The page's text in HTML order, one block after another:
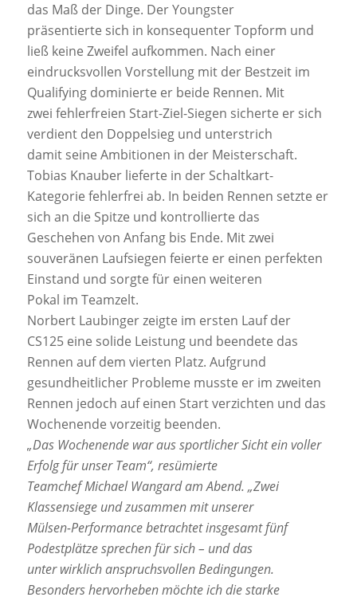
das Maß der Dinge. Der Youngster
präsentierte sich in konsequenter Topform und
ließ keine Zweifel aufkommen. Nach einer
eindrucksvollen Vorstellung mit der Bestzeit im
Qualifying dominierte er beide Rennen. Mit
zwei fehlerfreien Start-Ziel-Siegen sicherte er sich
verdient den Doppelsieg und unterstrich
damit seine Ambitionen in der Meisterschaft.
Tobias Knauber lieferte in der Schaltkart-
Kategorie fehlerfrei ab. In beiden Rennen setzte er
sich an die Spitze und kontrollierte das
Geschehen von Anfang bis Ende. Mit zwei
souveränen Laufsiegen feierte er einen perfekten
Einstand und sorgte für einen weiteren
Pokal im Teamzelt.
Norbert Laubinger zeigte im ersten Lauf der
CS125 eine solide Leistung und beendete das
Rennen auf dem vierten Platz. Aufgrund
gesundheitlicher Probleme musste er im zweiten
Rennen jedoch auf einen Start verzichten und das
Wochenende vorzeitig beenden.
„Das Wochenende war aus sportlicher Sicht ein voller
Erfolg für unser Team“, resümierte
Teamchef Michael Wangard am Abend. „Zwei
Klassensiege und zusammen mit unserer
Mülsen-Performance betrachtet insgesamt fünf
Podestplätze sprechen für sich – und das
unter wirklich anspruchsvollen Bedingungen.
Besonders hervorheben möchte ich die starke